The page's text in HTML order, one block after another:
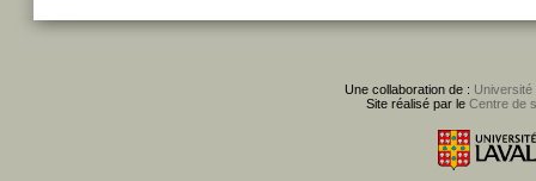
Une collaboration de : Université
Site réalisé par le Centre de